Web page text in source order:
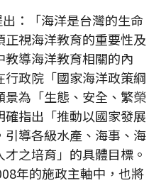
：「海洋是台灣的生命
視海洋教育的重要性及
導海洋教育相關的內
政院「國家海洋政策綱
為「生態、安全、繁榮
指出「推動以國家發展
導各級水產、海事、海
之培育」的具體目標。
年的施政主軸中，也將